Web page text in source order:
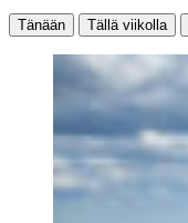
Tänään Tällä viikolla